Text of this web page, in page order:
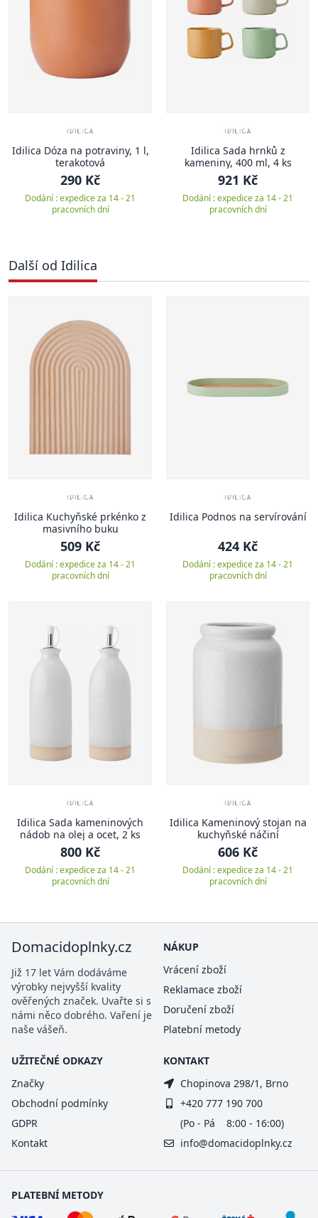
Idilica Dóza na potraviny, 1 l,
terakotová
290 Kč
Dodání : expedice za 14 - 21
pracovních dní
Idilica Sada hrnků z
kameniny, 400 ml, 4 ks
921 Kč
Dodání : expedice za 14 - 21
pracovních dní
Další od Idilica
Idilica Kuchyňské prkénko z
masivního buku
509 Kč
Dodání : expedice za 14 - 21
pracovních dní
Idilica Podnos na servírování
424 Kč
Dodání : expedice za 14 - 21
pracovních dní
Idilica Sada kameninových
nádob na olej a ocet, 2 ks
800 Kč
Dodání : expedice za 14 - 21
pracovních dní
Idilica Kameninový stojan na
kuchyňské náčiní
606 Kč
Dodání : expedice za 14 - 21
pracovních dní
Domacidoplnky.cz
Již 17 let Vám dodáváme
výrobky nejvyšší kvality
ověřených značek. Uvařte si s
námi něco dobrého. Vaření je
naše vášeň.
NÁKUP
Vrácení zboží
Reklamace zboží
Doručení zboží
Platební metody
UŽITEČNÉ ODKAZY
Značky
Obchodní podmínky
GDPR
Kontakt
KONTAKT
Chopinova 298/1, Brno
+420 777 190 700
(Po - Pá 8:00 - 16:00)
info@domacidoplnky.cz
PLATEBNÍ METODY